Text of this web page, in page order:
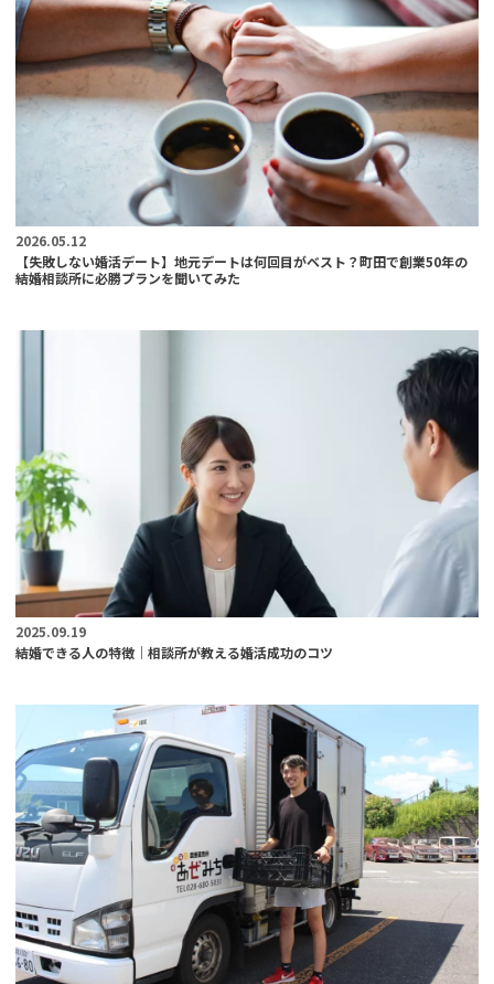
2026.05.12
【失敗しない婚活デート】地元デートは何回目がベスト？町田で創業50年の
結婚相談所に必勝プランを聞いてみた
2025.09.19
結婚できる人の特徴｜相談所が教える婚活成功のコツ